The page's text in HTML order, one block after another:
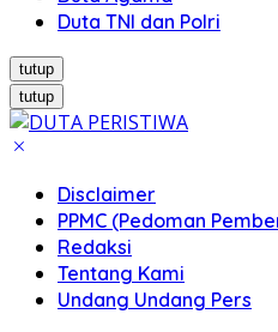
Duta TNI dan Polri
tutup
tutup
Disclaimer
PPMC (Pedoman
Redaksi
Tentang Kami
Undang Undang Pers